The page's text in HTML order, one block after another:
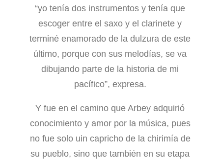
“yo tenía dos instrumentos y tenía que
escoger entre el saxo y el clarinete y
terminé enamorado de la dulzura de este
último, porque con sus melodías, se va
dibujando parte de la historia de mi
pacífico”, expresa.
Y fue en el camino que Arbey adquirió
conocimiento y amor por la música, pues
no fue solo uin capricho de la chirimía de
su pueblo, sino que también en su etapa